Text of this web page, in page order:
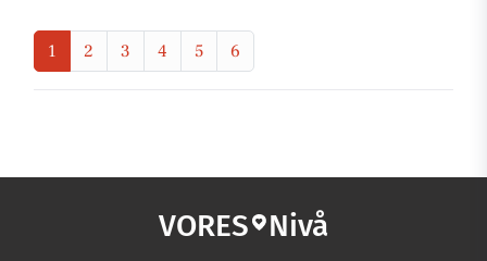
1 2 3 4 5 6
VORES Nivå